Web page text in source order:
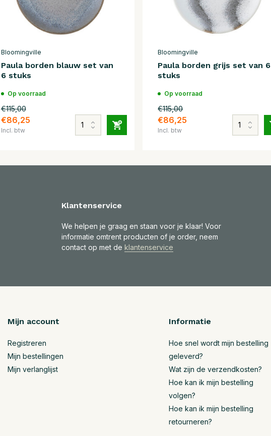
Bloomingville
Paula borden blauw set van
6 stuks
Op voorraad
€115,00
€86,25
Incl. btw
Bloomingville
Paula borden grijs set van 6
stuks
Op voorraad
€115,00
€86,25
Incl. btw
Klantenservice
We helpen je graag en staan voor je klaar! Voor
informatie omtrent producten of je order, neem
contact op met de klantenservice
Mijn account
Registreren
Mijn bestellingen
Mijn verlanglijst
Informatie
Hoe snel wordt mijn bestelling
geleverd?
Wat zijn de verzendkosten?
Hoe kan ik mijn bestelling
volgen?
Hoe kan ik mijn bestelling
retourneren?